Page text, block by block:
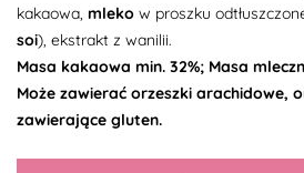
kakaowa, mleko w proszku
soi), ekstrakt z wanilii.
Masa kakaowa min. 32%; Masa
Może zawierać orzeszki arachidowe,
zawierające gluten.